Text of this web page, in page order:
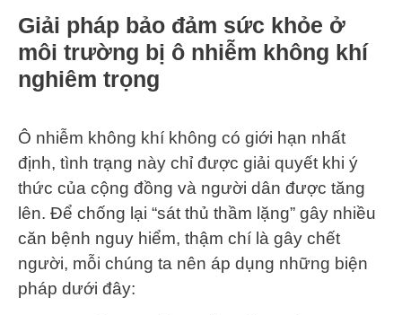
Giải pháp bảo đảm sức khỏe ở
môi trường bị ô nhiễm không khí
nghiêm trọng
Ô nhiễm không khí không có giới hạn nhất
định, tình trạng này chỉ được giải quyết khi ý
thức của cộng đồng và người dân được tăng
lên. Để chống lại “sát thủ thầm lặng” gây nhiều
căn bệnh nguy hiểm, thậm chí là gây chết
người, mỗi chúng ta nên áp dụng những biện
pháp dưới đây: